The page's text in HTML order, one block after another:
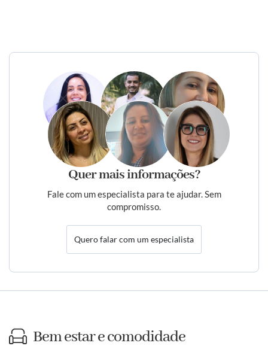
Quer mais informações?
Fale com um especialista para te ajudar. Sem
compromisso.
Quero falar com um especialista
Bem estar e comodidade